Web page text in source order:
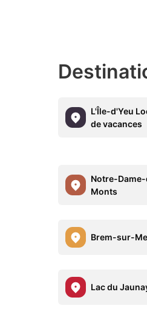
L'Île-d'Yeu
de vacances
Notre-
Monts
Brem-sur-
Lac du